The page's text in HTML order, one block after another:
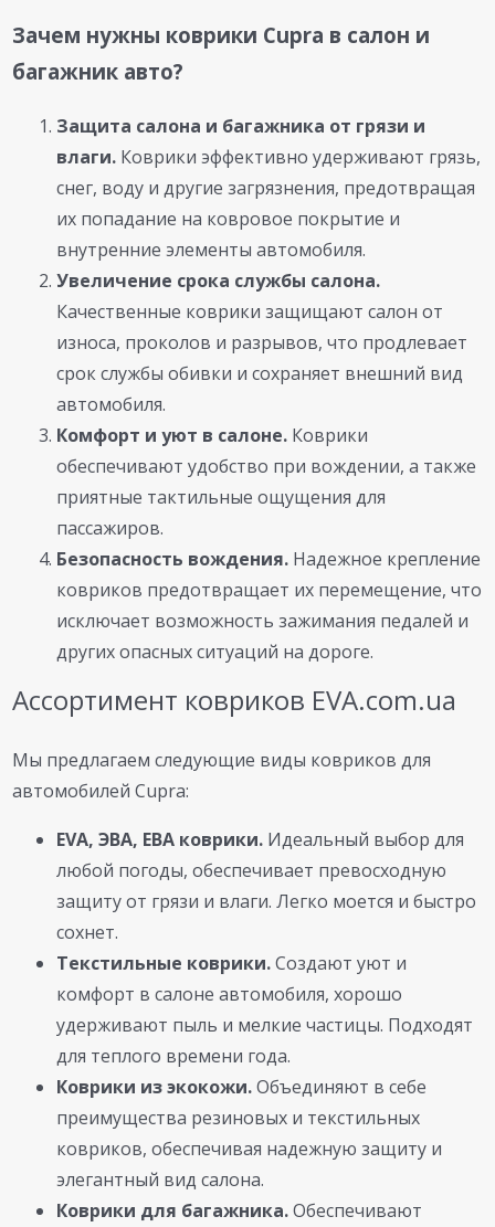
Зачем нужны коврики Cupra в салон и
багажник авто?
Защита салона и багажника от грязи и
влаги. Коврики эффективно удерживают грязь,
снег, воду и другие загрязнения, предотвращая
их попадание на ковровое покрытие и
внутренние элементы автомобиля.
Увеличение срока службы салона.
Качественные коврики защищают салон от
износа, проколов и разрывов, что продлевает
срок службы обивки и сохраняет внешний вид
автомобиля.
Комфорт и уют в салоне. Коврики
обеспечивают удобство при вождении, а также
приятные тактильные ощущения для
пассажиров.
Безопасность вождения. Надежное крепление
ковриков предотвращает их перемещение, что
исключает возможность зажимания педалей и
других опасных ситуаций на дороге.
Ассортимент ковриков EVA.com.ua
Мы предлагаем следующие виды ковриков для
автомобилей Cupra:
EVA, ЭВА, ЕВА коврики. Идеальный выбор для
любой погоды, обеспечивает превосходную
защиту от грязи и влаги. Легко моется и быстро
сохнет.
Текстильные коврики.Создают уют и
комфорт в салоне автомобиля, хорошо
удерживают пыль и мелкие частицы. Подходят
для теплого времени года.
Коврики из экокожи.Объединяют в себе
преимущества резиновых и текстильных
ковриков, обеспечивая надежную защиту и
элегантный вид салона.
Коврики для багажника.Обеспечивают